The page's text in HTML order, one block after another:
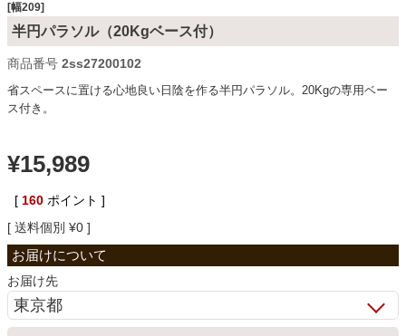
椅子・チェア
ベッド
収納家具
学習机
[幅209]
半円パラソル（20Kgベース付）
商品番号 2ss27200102
省スペースに置ける心地良い日陰を作る半円パラソル。20Kgの専用ベー
ス付き。
¥15,989
[ 160 ポイント ]
送料個別 ¥0
お届け先